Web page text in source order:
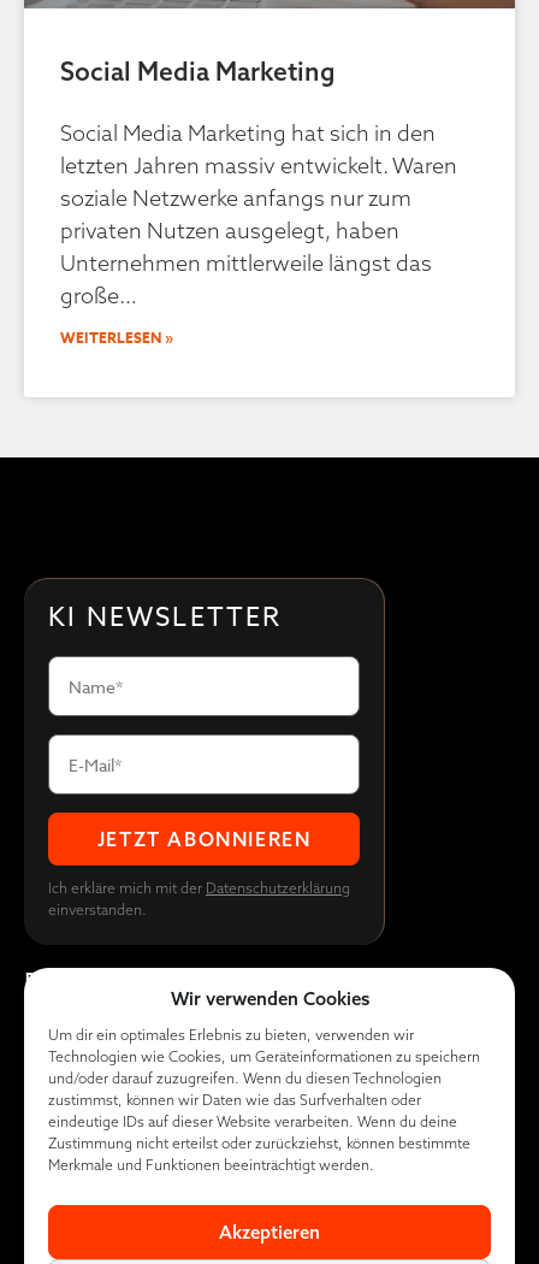
Wir verwenden Cookies
Um dir ein optimales Erlebnis zu bieten, verwenden wir
Technologien wie Cookies, um Geräteinformationen zu speichern
und/oder darauf zuzugreifen. Wenn du diesen Technologien
zustimmst, können wir Daten wie das Surfverhalten oder
eindeutige IDs auf dieser Website verarbeiten. Wenn du deine
Zustimmung nicht erteilst oder zurückziehst, können bestimmte
Merkmale und Funktionen beeinträchtigt werden.
Akzeptieren
Social Media Marketing
Social Media Marketing hat sich in den
letzten Jahren massiv entwickelt. Waren
soziale Netzwerke anfangs nur zum
privaten Nutzen ausgelegt, haben
Unternehmen mittlerweile längst das
große
WEITERLESEN »
EVENT
Aussteller
werden
Partner
werden
ÜBER UNS
Kontakt
Das Team
Guide
Conversion
Boosting
Report
Diamond Club
Datenschutz|Impressum
KI NEWSLETTER
Ich erkläre mich mit der Datenschutzerklärung
einverstanden.